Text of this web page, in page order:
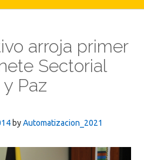
arroja primer
Sectorial
Paz
byAutomatizacion_2021